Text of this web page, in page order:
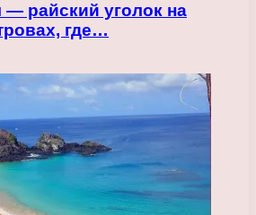
райский уголок на
где…